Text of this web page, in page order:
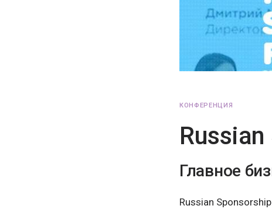
КОНФЕРЕНЦИЯ
Главное
Russian